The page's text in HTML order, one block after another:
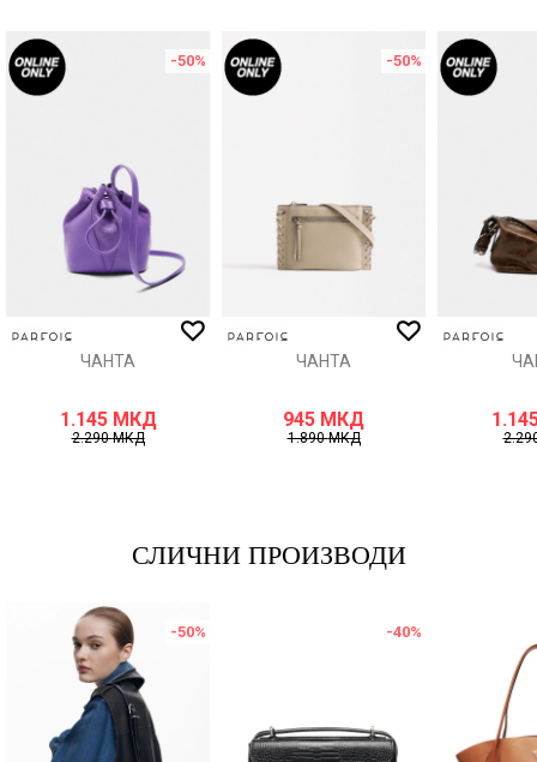
-50%
ЧАНТА
1.145 МКД
2.290МКД
-50%
ЧАНТА
945 МКД
1.890МКД
СЛИЧНИ ПРОИЗВОДИ
-50% -40%